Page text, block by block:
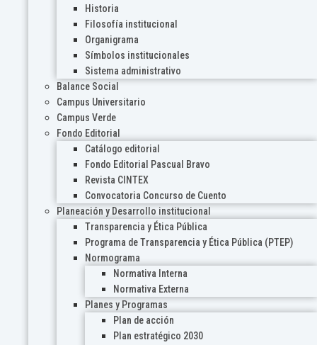
Historia
Filosofía institucional
Organigrama
Símbolos institucionales
Sistema administrativo
Balance Social
Campus Universitario
Campus Verde
Fondo Editorial
Catálogo editorial
Fondo Editorial Pascual Bravo
Revista CINTEX
Convocatoria Concurso de Cuento
Planeación y Desarrollo institucional
Transparencia y Ética Pública
Programa de Transparencia y Ética Pública (PTEP)
Normograma
Normativa Interna
Normativa Externa
Planes y Programas
Plan de acción
Plan estratégico 2030